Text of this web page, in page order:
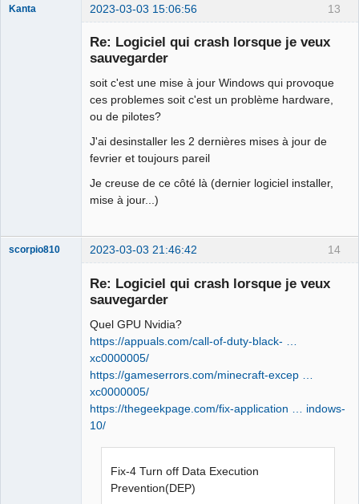
Dism.exe /Online /Cleanup-Image
/AnalyzeComponentStore
Dism.exe /Online /Cleanup-Image
RESTART your computer as the last
step. Then go for a test flight.
13
Kanta 2023-03-03 15:06:56
Re: Logiciel qui crash lorsque je veux
sauvegarder
soit c'est une mise à jour Windows qui provoque
ces problemes soit c'est un problème hardware,
ou de pilotes?
J'ai desinstaller les 2 dernières mises à jour de
fevrier et toujours pareil
Je creuse de ce côté là (dernier logiciel installer,
mise à jour...)
14
scorpio810 2023-03-03 21:46:42
Re: Logiciel qui crash lorsque je veux
sauvegarder
Quel GPU Nvidia?
https://appuals.com/call-of-duty-black- …
xc0000005/
https://gameserrors.com/minecraft-excep …
xc0000005/
https://thegeekpage.com/fix-application … indows-
10/
Fix-4 Turn off Data Execution
Prevention(DEP)